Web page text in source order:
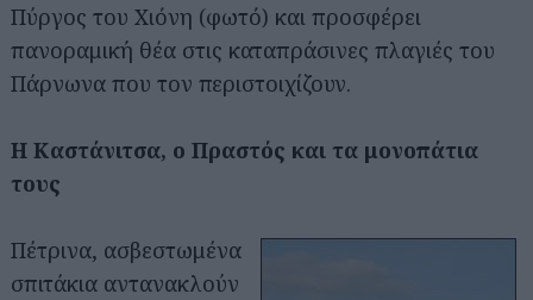
Πύργος του Χιόνη (φωτό) και προσφέρει
πανοραμική θέα στις καταπράσινες πλαγιές του
Πάρνωνα που τον περιστοιχίζουν.
Η Καστάνιτσα, ο Πραστός και τα μονοπάτια
τους
Πέτρινα, ασβεστωμένα
σπιτάκια αντανακλούν